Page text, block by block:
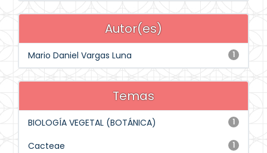
Autor(es)
1
Mario Daniel Vargas Luna
Temas
1
BIOLOGÍA VEGETAL (BOTÁNICA)
1
Cacteae